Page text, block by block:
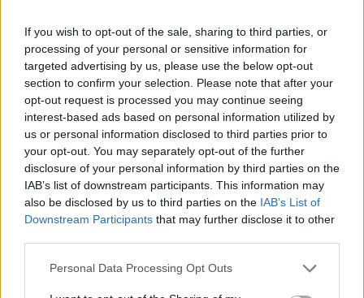
If you wish to opt-out of the sale, sharing to third parties, or
processing of your personal or sensitive information for
targeted advertising by us, please use the below opt-out
section to confirm your selection. Please note that after your
opt-out request is processed you may continue seeing
interest-based ads based on personal information utilized by
us or personal information disclosed to third parties prior to
your opt-out. You may separately opt-out of the further
disclosure of your personal information by third parties on the
IAB’s list of downstream participants. This information may
also be disclosed by us to third parties on the IAB’s List of
Downstream Participants that may further disclose it to other
Personal Data Processing Opt Outs
miesto valdžios koridoriuose ir kabinetuose dabar
nesvetimam Artūrui Šulcui?